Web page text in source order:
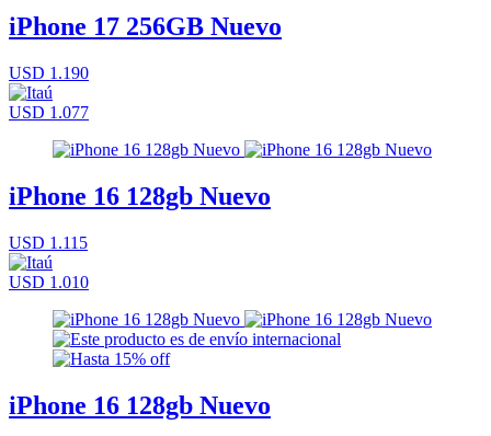
iPhone 17 256GB Nuevo
USD 1.190
USD 1.077
iPhone 16 128gb Nuevo
USD 1.115
USD 1.010
iPhone 16 128gb Nuevo